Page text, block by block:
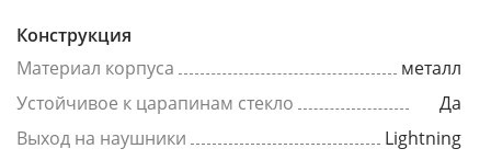
Конструкция
Материал корпуса
металл
Устойчивое к царапинам стекло
Да
Выход на наушники
Lightning